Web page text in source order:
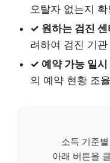
오탈자 없는지 확
✓ 원하는 검진 센
려하여 검진 기관
✓ 예약 가능 일시
의 예약 현황 조율
소득 기준
아래 버튼을